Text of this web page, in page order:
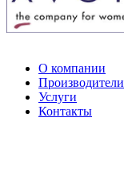
О компании
Производители
Услуги
Контакты